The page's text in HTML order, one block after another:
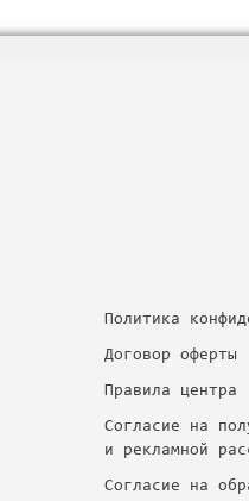
Политика
Договор оферты
Правила центра
Согласие на
и рекламной
Согласие на